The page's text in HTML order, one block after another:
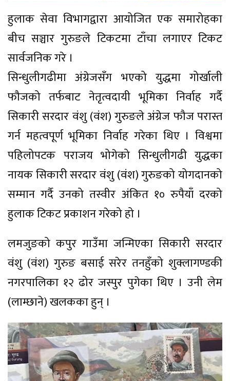
हुलाक सेवा विभागद्वारा आयोजित एक समारोहका
बीच सञ्चार गुरुङले टिकटमा टाँचा लगाएर टिकट
सार्वजनिक गरे ।
सिन्धुलीगढीमा अंग्रेजसँग भएको युद्धमा गोर्खाली
फौजको तर्फबाट नेतृत्वदायी भूमिका निर्वाह गर्दै
सिकारी सरदार वंशु (वंश) गुरुङले अंग्रेज फौज परास्त
गर्न महत्वपूर्ण भूमिका निर्वाह गरेका थिए । विश्वमा
पहिलोपटक पराजय भोगेको सिन्धुलीगढी युद्धका
नायक सिकारी सरदार वंशु (वंश) गुरुङको योगदानको
सम्मान गर्दै उनको तस्वीर अंकित १० रुपैयाँ दरको
हुलाक टिकट प्रकाशन गरेको हो ।
लमजुङको कपुर गाउँमा जन्मिएका सिकारी सरदार
वंशु (वंश) गुरुङ बसाई सरेर तनहुँको शुक्लागण्डकी
नगरपालिका १२ ढोर जस्पुर पुगेका थिए । उनी लेम
(लाम्छाने) खलकका हुन् ।